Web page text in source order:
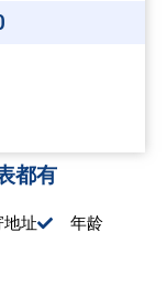
都有
地址 年龄